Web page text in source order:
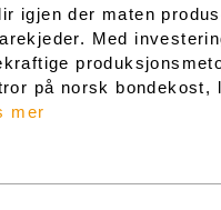
igjen der maten
Med
på norsk bondekost,
mer